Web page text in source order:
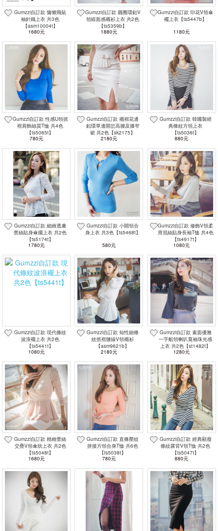
Gumzzi自訂款 慵懶飛鼠
袖針織上衣 共3色
【asm10004t】
1680元
Gumzzi自訂款 圓圈環釦V
領緞面感襯衫上衣 共2色
【ts5359b】
1880元
Gumzzi自訂款 印花V領傘
襬上衣【ts5447b】
1180元
Gumzzi自訂款 性感U領抓
褶肩飾絲質T恤 共4色
【ts5065t】
780元
Gumzzi自訂款 襯褶花邊
釦環單邊開岔高腰及膝窄
裙 共2色【sk2175】
2180元
Gumzzi自訂款 韓國製經
典條紋方領上衣
【ts5036t】
880元
Gumzzi自訂款 細緻透膚
蕾絲貼身傘擺上衣 共2色
【ts5174t】
1780元
Gumzzi自訂款 小開領合
身上衣 共3色【ts5468t】
580元
Gumzzi自訂款 修飾V領柔
滑混絲貼身長袖T恤 共4色
【ts4917t】
1080元
Gumzzi自訂款 現代條紋
波浪襬上衣 共2色
【ts5441t】
1080元
Gumzzi自訂款 知性細條
紋抓褶腰線V領襯衫
【asm9621b】
2180元
Gumzzi自訂款 素面優雅
一字船領喇叭寬袖珠光感
上衣 共2色【st1482t】
1280元
Gumzzi自訂款 精緻蕾絲
交疊V領傘狀上衣 共2色
【ts5048t】
1680元
Gumzzi自訂款 直條壓紋
拼接方領合身T恤 共6色
【ts5038t】
780元
Gumzzi自訂款 經典顯瘦
條紋露背V領T恤 共2色
【ts5047t】
880元